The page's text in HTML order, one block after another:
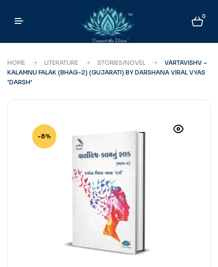
0
HOME LITERATURE STORIES/NOVEL
VARTAVISHV –
KALAMNU FALAK (BHAG-2) (GUJARATI) BY DARSHANA VIRAL VYAS
‘DARSH’
-8%